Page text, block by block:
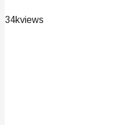
34kviews